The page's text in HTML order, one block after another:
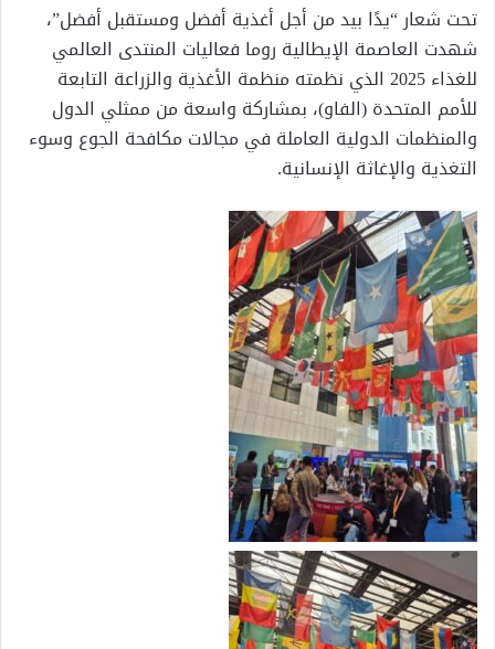
تحت شعار “يدًا بيد من أجل أغذية أفضل ومستقبل أفضل”،
شهدت العاصمة الإيطالية روما فعاليات المنتدى العالمي
للغذاء 2025 الذي نظمته منظمة الأغذية والزراعة التابعة
للأمم المتحدة (الفاو)، بمشاركة واسعة من ممثلي الدول
والمنظمات الدولية العاملة في مجالات مكافحة الجوع وسوء
التغذية والإغاثة الإنسانية.